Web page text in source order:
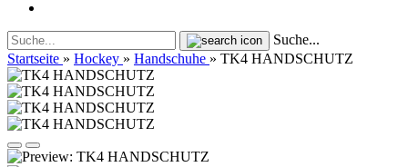
Suche...
Startseite » Hockey » Handschuhe » TK4 HANDSCHUTZ